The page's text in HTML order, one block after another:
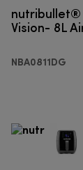
nutribullet®
Vision- 8L
NBA0811DG